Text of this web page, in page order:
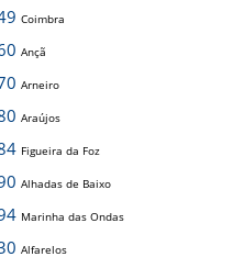
Coimbra
Ançã
Arneiro
Araújos
Figueira da Foz
Alhadas de Baixo
Marinha das Ondas
Alfarelos